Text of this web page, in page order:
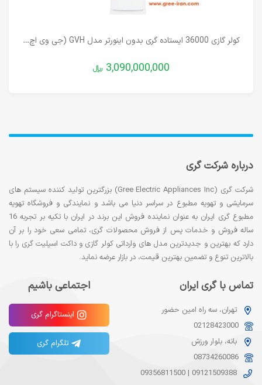
کولر گازی 36000 ایستاده گری بدون اینورتر مدل GVH (جی وی اچ) تک فن
3,090,000,000 ﷼
درباره شرکت گری
شرکت گری (Gree Electric Appliances Inc) بزرگترین تولید کننده سیستم های
سرمایشی و تهویه مطبوع در سراسر دنیا می باشد و نمایندگی و فروشگاه تهویه
مطبوع گری ایران به عنوان نماینده فروش این برند در ایران با تکیه بر تجربه 16
ساله فروش و خدمات پس از فروش محصولات گری، تمامی سعی خود را بر آن
دارد که بهترین و جدیدترین مدل های وارداتی کولر گازی و داکت اسپلیت گری را با
بالاترین تنوع و تضمین بهترین قیمت، در بازار عرضه نماید.
تماس با گری ایران
تهران، سه راه امین حضور
02128423000
بانه، بلوار ورزش
08734260086
09121509388
|
09356811500
اجتماعی باشیم
اینستاگرام گری
تلگرام گری